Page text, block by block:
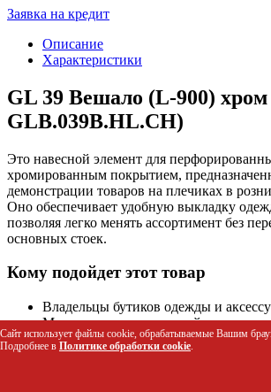
Заявка на кредит
Описание
Характеристики
GL 39 Вешало (L-900) хром
GLB.039B.HL.CH)
Это навесной элемент для
хромированным покрытием,
демонстрации товаров на плечиках в
Оно обеспечивает удобную выкладку
позволяя легко менять ассортимент без
основных стоек.
Кому подойдет этот товар
Владельцы бутиков одежды и
Менеджеры по мерчандайзингу в
Дизайнеры интерьеров розничных
Представители брендов,
Сайт использует файлы cookie, обрабатываемые Вашим
Подробнее в Политике обработки cookie.